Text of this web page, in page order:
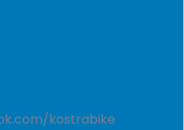
kostrabike